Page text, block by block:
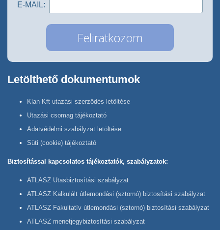
E-MAIL:
Letölthető dokumentumok
Klan Kft utazási szerződés letöltése
Utazási csomag tájékoztató
Adatvédelmi szabályzat letöltése
Süti (cookie) tájékoztató
Biztosítással kapcsolatos tájékoztatók, szabályzatok:
ATLASZ Utasbiztosítási szabályzat
ATLASZ Kalkulált útlemondási (sztornó) biztosítási szabályzat
ATLASZ Fakultatív útlemondási (sztornó) biztosítási szabályzat
ATLASZ menetjegybiztosítási szabályzat